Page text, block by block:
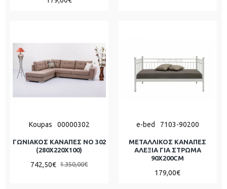
Koupas 00000302
ΓΩΝΙΑΚΟΣ ΚΑΝΑΠΕΣ ΝΟ 302
(280X220X100)
742,50€ 1.350,00€
e-bed 7103-90200
ΜΕΤΑΛΛΙΚΟΣ ΚΑΝΑΠΕΣ
ΑΛΕΞΙΑ ΓΙΑ ΣΤΡΩΜΑ
90Χ200CM
179,00€